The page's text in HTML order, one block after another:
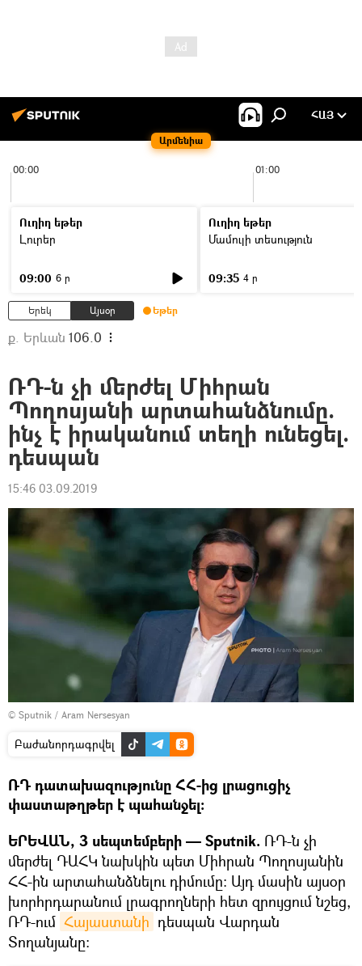
Արմենիա
ՀԱՅ
00:00 01:00
Ուղիղ եթեր
Լուրեր
09:00 6 ր
Ուղիղ եթեր
Մամուլի տեսություն
09:35 4 ր
Երեկ Այսօր Եթեր
ք. Երևան 106.0
ՌԴ-ն չի մերժել Միհրան
Պողոսյանի արտահանձնումը.
ինչ է իրականում տեղի ունեցել.
դեսպան
15:46 03.09.2019
© Sputnik / Aram Nersesyan
Բաժանորդագրվել
ՌԴ դատախազությունը ՀՀ-ից լրացուցիչ
փաստաթղթեր է պահանջել։
ԵՐԵՎԱՆ, 3 սեպտեմբերի — Sputnik. ՌԴ-ն չի
մերժել ԴԱՀԿ նախկին պետ Միհրան Պողոսյանին
ՀՀ-ին արտահանձնելու դիմումը: Այդ մասին այսօր
խորհրդարանում լրագրողների հետ զրույցում նշեց,
ՌԴ-ում Հայաստանի դեսպան Վարդան
Տողանյանը։